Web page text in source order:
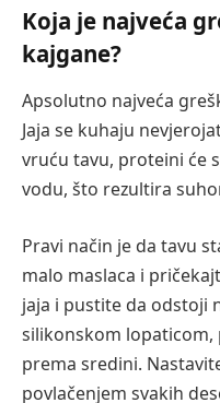
Koja je najveća
kajgane?
Apsolutno najveća
Jaja se kuhaju
vruću tavu, proteini će
vodu, što rezultira
Pravi način je da tavu
malo maslaca i
jaja i pustite da odstoji
silikonskom lopaticom,
prema sredini.
povlačenjem svakih